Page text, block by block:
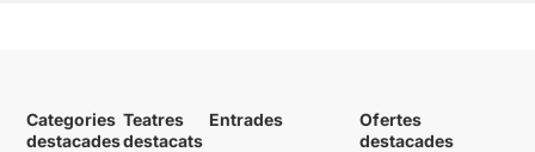
Categories
destacades
Teatres
destacats
Entrades
Ofertes
destacades